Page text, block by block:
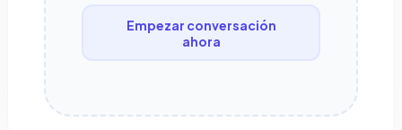
Empezar conversación
ahora